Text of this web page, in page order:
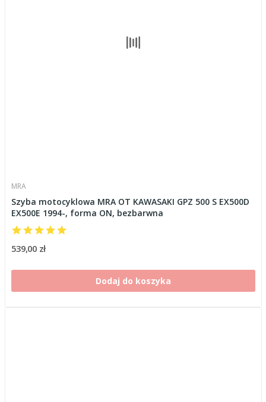
MRA
Szyba motocyklowa MRA OT KAWASAKI GPZ 500 S EX500D
EX500E 1994-, forma ON, bezbarwna
539,00 zł
Dodaj do koszyka